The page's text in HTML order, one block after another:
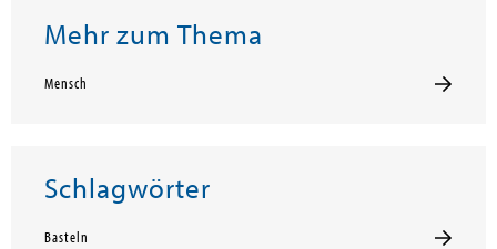
Mehr zum Thema
Mensch
Schlagwörter
Basteln